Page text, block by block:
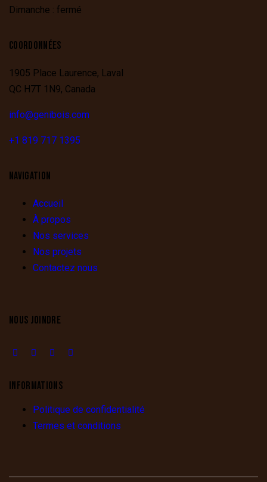
Dimanche : fermé
COORDONNÉES
1905 Place Laurence, Laval
QC H7T 1N9, Canada
info@genibois.com
+1 819 717 1395
NAVIGATION
Accueil
À propos
Nos services
Nos projets
Contactez nous
NOUS JOINDRE
INFORMATIONS
Politique de confidentialité
Termes et conditions